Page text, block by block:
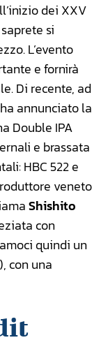
dei XXV
si
L’evento
e fornirà
Di recente, ad
annunciato la
Double IPA
e brassata
HBC 522 e
veneto
Shishito
con
quindi un
con una